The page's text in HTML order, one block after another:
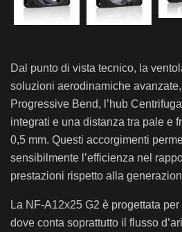
Dal punto di vista tecnico, la
soluzioni aerodinamiche
Progressive Bend, l’hub
integrati e una distanza tra pale e
0,5 mm. Questi accorgimenti
sensibilmente l’efficienza nel
prestazioni rispetto alla
La NF-A12x25 G2 è progettata
dove conta soprattutto il flusso